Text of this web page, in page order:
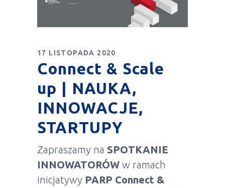
17 LISTOPADA 2020
Connect & Scale
up | NAUKA,
INNOWACJE,
STARTUPY
Zapraszamy na SPOTKANIE
INNOWATORÓW w ramach
inicjatywy PARP Connect &